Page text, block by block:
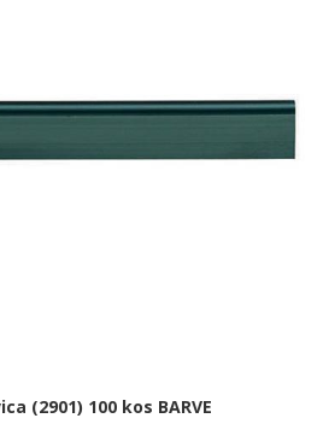
(2901) 100 kos BARVE